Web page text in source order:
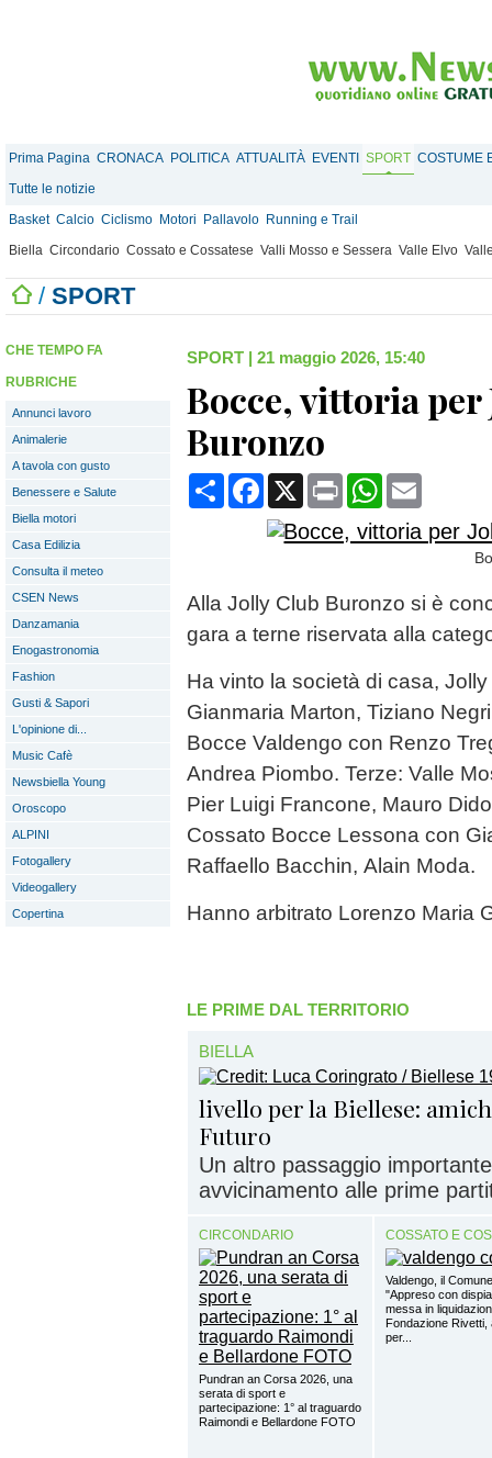
Prima Pagina CRONACA POLITICA ATTUALITÀ EVENTI SPORT COSTUME
Tutte le notizie
Basket Calcio Ciclismo Motori Pallavolo Running e Trail
Biella Circondario Cossato e Cossatese Valli Mosso e Sessera Valle Elvo
/ SPORT
CHE TEMPO FA
RUBRICHE
Annunci lavoro
Animalerie
A tavola con gusto
Benessere e Salute
Biella motori
Casa Edilizia
Consulta il meteo
CSEN News
Danzamania
Enogastronomia
Fashion
Gusti & Sapori
L'opinione di...
Music Cafè
Newsbiella Young
Oroscopo
ALPINI
Fotogallery
Videogallery
Copertina
SPORT | 21 maggio 2026, 15:40
Bocce, vittoria per
Buronzo
CondividiFacebook
X Print WhatsApp
Alla Jolly Club Buronzo si è
gara a terne riservata alla
Ha vinto la società di casa,
Gianmaria Marton, Tiziano
Bocce Valdengo con Renzo
Andrea Piombo. Terze: Valle
Pier Luigi Francone, Mauro
Cossato Bocce Lessona con
Raffaello Bacchin, Alain Moda.
Hanno arbitrato Lorenzo Maria
LE PRIME DAL TERRITORIO
BIELLA
livello per la Biellese:
Futuro
Un altro passaggio
avvicinamento alle prime
CIRCONDARIO
Pundran an Corsa 2026, una
serata di sport e
partecipazione: 1° al traguardo
Raimondi e Bellardone FOTO
COSSATO E
Valdengo, il
"Appreso con
messa in
Fondazione Rivetti,
per...